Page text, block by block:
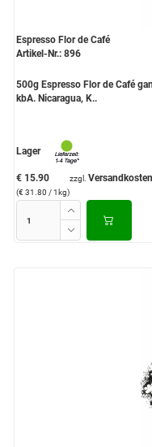
Espresso Flor de Café
Artikel-Nr.: 896
500g Espresso Flor de Café
kbA. Nicaragua, K..
Lager
€ 15.90
(€ 31.80 / 1kg)
zzgl. Versandkosten